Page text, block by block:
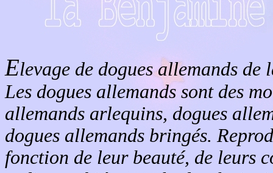
Elevage de dogues allemands
Les dogues allemands sont des
allemands arlequins, dogues
dogues allemands bringés.
fonction de leur beauté, de leurs